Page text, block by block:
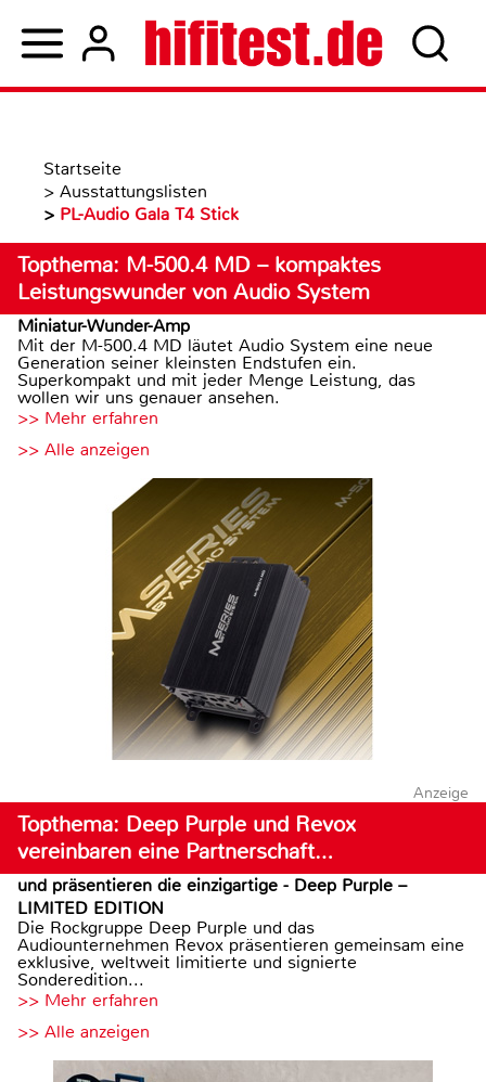
Startseite
> Ausstattungslisten
> PL-Audio Gala T4 Stick
Topthema: M-500.4 MD – kompaktes
Leistungswunder von Audio System
Miniatur-Wunder-Amp
Mit der M-500.4 MD läutet Audio System eine neue
Generation seiner kleinsten Endstufen ein.
Superkompakt und mit jeder Menge Leistung, das
wollen wir uns genauer ansehen.
>> Mehr erfahren
>> Alle anzeigen
Anzeige
Topthema: Deep Purple und Revox
vereinbaren eine Partnerschaft…
und präsentieren die einzigartige - Deep Purple –
LIMITED EDITION
Die Rockgruppe Deep Purple und das
Audiounternehmen Revox präsentieren gemeinsam eine
exklusive, weltweit limitierte und signierte
Sonderedition...
>> Mehr erfahren
>> Alle anzeigen